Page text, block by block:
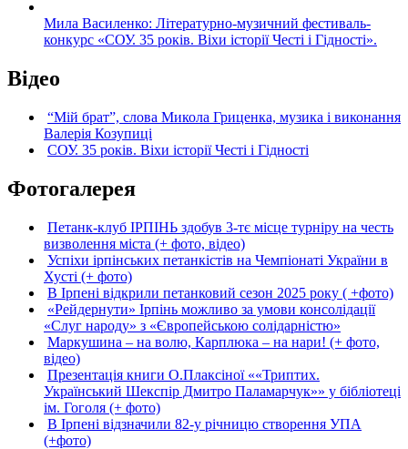
Мила Василенко: Літературно-музичний фестиваль-
конкурс «СОУ. 35 років. Віхи історії Честі і Гідності».
Відео
“Мій брат”, слова Микола Гриценка, музика і виконання
Валерія Козупиці
СОУ. 35 років. Віхи історії Честі і Гідності
Фотогалерея
Петанк-клуб ІРПІНЬ здобув 3-тє місце турніру на честь
визволення міста (+ фото, відео)
Успіхи ірпінських петанкістів на Чемпіонаті України в
Хусті (+ фото)
В Ірпені відкрили петанковий сезон 2025 року ( +фото)
«Рейдернути» Ірпінь можливо за умови консолідації
«Слуг народу» з «Європейською солідарністю»
Маркушина – на волю, Карплюка – на нари! (+ фото,
відео)
Презентація книги О.Плаксіної ««Триптих.
Український Шекспір Дмитро Паламарчук»» у бібліотеці
ім. Гоголя (+ фото)
В Ірпені відзначили 82-у річницю створення УПА
(+фото)